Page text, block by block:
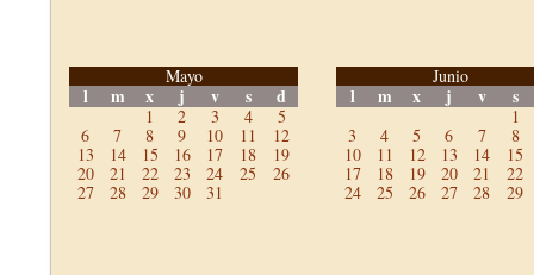
Mayo
l m x j v s d
1 2 3 4
5
6
7 8 9 10 11
12
13
14 15 16 17 18
19
20
21 22 23 24 25
26
27
28 29 30 31
Junio
l m x j v s
1
3
4 5 6 7
8
10
11 12 13 14
15
17
18 19 20 21
22
24
25 26 27 28 29